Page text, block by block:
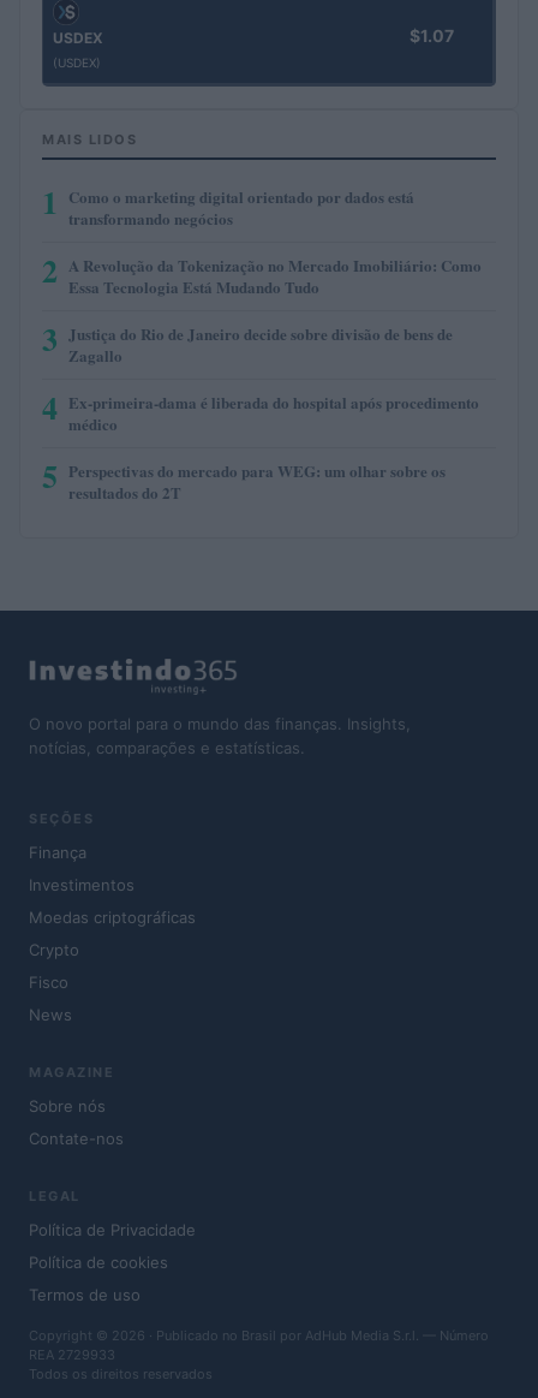
USDEX
(USDEX)
$1.07
MAIS LIDOS
1
Como o marketing digital orientado por dados está
transformando negócios
2 A Revolução da Tokenização no Mercado Imobiliário: Como
Essa Tecnologia Está Mudando Tudo
3
Justiça do Rio de Janeiro decide sobre divisão de bens de
Zagallo
4 Ex-primeira-dama é liberada do hospital após procedimento
médico
5 Perspectivas do mercado para WEG: um olhar sobre os
resultados do 2T
O novo portal para o mundo das finanças. Insights,
notícias, comparações e estatísticas.
SEÇÕES
Finança
Investimentos
Moedas criptográficas
Crypto
Fisco
News
MAGAZINE
Sobre nós
Contate-nos
LEGAL
Política de Privacidade
Política de cookies
Termos de uso
Copyright © 2026 · Publicado no Brasil por AdHub Media S.r.l. — Número
REA 2729933
Todos os direitos reservados